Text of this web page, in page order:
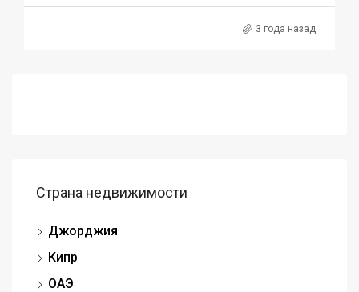
3 года назад
Страна недвижимости
Джорджия
Кипр
ОАЭ